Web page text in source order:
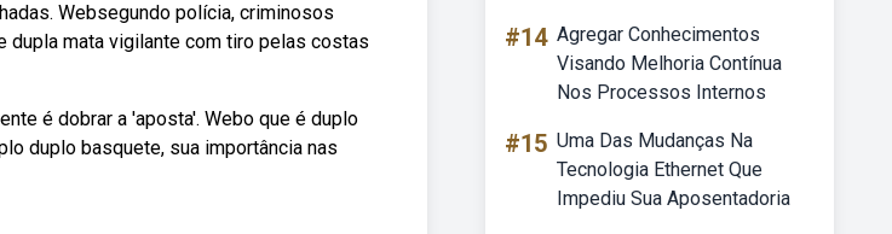
Websegundo polícia, criminosos
dupla mata vigilante com tiro pelas costas
é dobrar a 'aposta'. Webo que é duplo
duplo basquete, sua importância nas
#14 Agregar Conhecimentos
Visando Melhoria Contínua
Nos Processos Internos
#15 Uma Das Mudanças Na
Tecnologia Ethernet Que
Impediu Sua Aposentadoria